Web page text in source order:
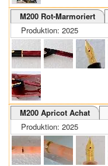
M200 Rot-Marmoriert
Produktion: 2025
M200 Apricot Achat
Produktion: 2025